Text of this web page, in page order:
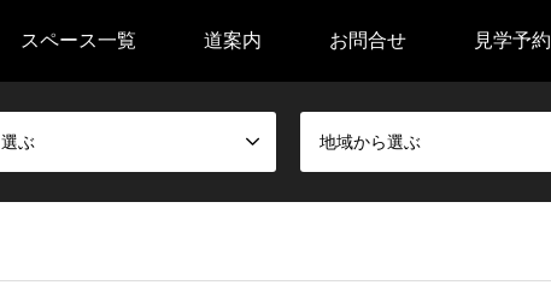
スペース一覧 道案内 お問合せ 見学予約
ぶ 地域から選ぶ